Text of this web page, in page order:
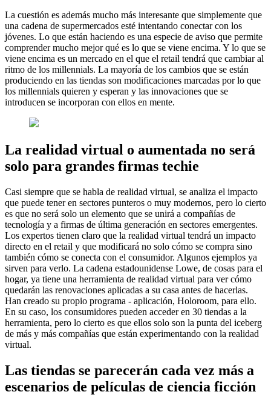
La cuestión es además mucho más interesante que simplemente que
una cadena de supermercados esté intentando conectar con los
jóvenes. Lo que están haciendo es una especie de aviso que permite
comprender mucho mejor qué es lo que se viene encima. Y lo que se
viene encima es un mercado en el que el retail tendrá que cambiar al
ritmo de los millennials. La mayoría de los cambios que se están
produciendo en las tiendas son modificaciones marcadas por lo que
los millennials quieren y esperan y las innovaciones que se
introducen se incorporan con ellos en mente.
La realidad virtual o aumentada no será
solo para grandes firmas techie
Casi siempre que se habla de realidad virtual, se analiza el impacto
que puede tener en sectores punteros o muy modernos, pero lo cierto
es que no será solo un elemento que se unirá a compañías de
tecnología y a firmas de última generación en sectores emergentes.
Los expertos tienen claro que la realidad virtual tendrá un impacto
directo en el retail y que modificará no solo cómo se compra sino
también cómo se conecta con el consumidor. Algunos ejemplos ya
sirven para verlo. La cadena estadounidense Lowe, de cosas para el
hogar, ya tiene una herramienta de realidad virtual para ver cómo
quedarán las renovaciones aplicadas a su casa antes de hacerlas.
Han creado su propio programa - aplicación, Holoroom, para ello.
En su caso, los consumidores pueden acceder en 30 tiendas a la
herramienta, pero lo cierto es que ellos solo son la punta del iceberg
de más y más compañías que están experimentando con la realidad
virtual.
Las tiendas se parecerán cada vez más a
escenarios de películas de ciencia ficción